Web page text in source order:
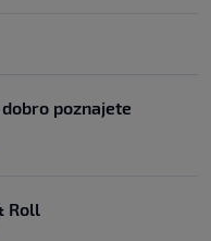
poznajete
Roll